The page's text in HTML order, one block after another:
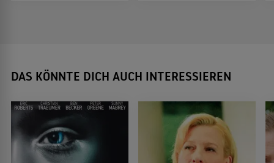
DAS KÖNNTE DICH AUCH INTERESSIEREN